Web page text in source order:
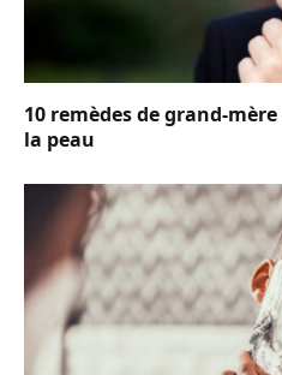
10 remèdes de grand-
la peau